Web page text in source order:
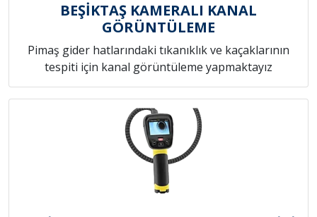
BEŞİKTAŞ KAMERALI KANAL
GÖRÜNTÜLEME
Pimaş gider hatlarındaki tıkanıklık ve kaçaklarının
tespiti için kanal görüntüleme yapmaktayız